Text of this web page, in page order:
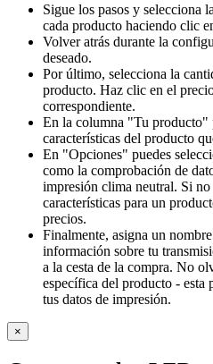
Sigue los pasos y selecciona
cada producto haciendo clic
Volver atrás durante la
deseado.
Por último, selecciona la
producto. Haz clic en el
correspondiente.
En la columna "Tu producto"
características del producto
En "Opciones" puedes
como la comprobación de
impresión clima neutral. Si
características para un
precios.
Finalmente, asigna un
información sobre tu
a la cesta de la compra. No
específica del producto - esta
tus datos de impresión.
×